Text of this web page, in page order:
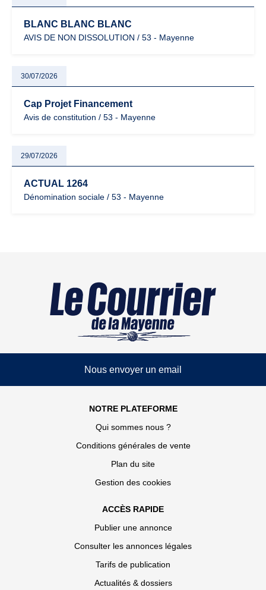
BLANC BLANC BLANC
AVIS DE NON DISSOLUTION / 53 - Mayenne
30/07/2026
Cap Projet Financement
Avis de constitution / 53 - Mayenne
29/07/2026
ACTUAL 1264
Dénomination sociale / 53 - Mayenne
Nous envoyer un email
NOTRE PLATEFORME
Qui sommes nous ?
Conditions générales de vente
Plan du site
Gestion des cookies
ACCÈS RAPIDE
Publier une annonce
Consulter les annonces légales
Tarifs de publication
Actualités & dossiers